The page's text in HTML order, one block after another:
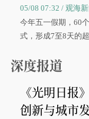
05/08 07:32 / 观海
今年五一假期，60
式，形成7至8天的
深度报道
《光明日报
创新与城市